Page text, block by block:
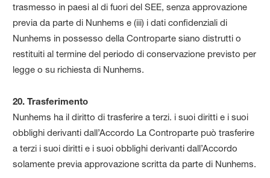
trasmesso in paesi al di fuori del SEE, senza approvazione
previa da parte di Nunhems e (iii) i dati confidenziali di
Nunhems in possesso della Controparte siano distrutti o
restituiti al termine del periodo di conservazione previsto per
legge o su richiesta di Nunhems.
20. Trasferimento
Nunhems ha il diritto di trasferire a terzi. i suoi diritti e i suoi
obblighi derivanti dall’Accordo La Controparte può trasferire
a terzi i suoi diritti e i suoi obblighi derivanti dall’Accordo
solamente previa approvazione scritta da parte di Nunhems.